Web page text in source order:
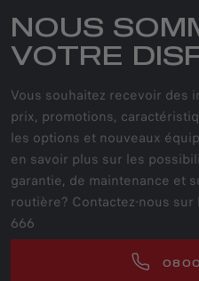
NOUS
VOTRE
Vous souhaitez recevoir des
prix, promotions,
les options et nouveaux
en savoir plus sur les
garantie, de maintenance et
routière? Contactez-nous
666